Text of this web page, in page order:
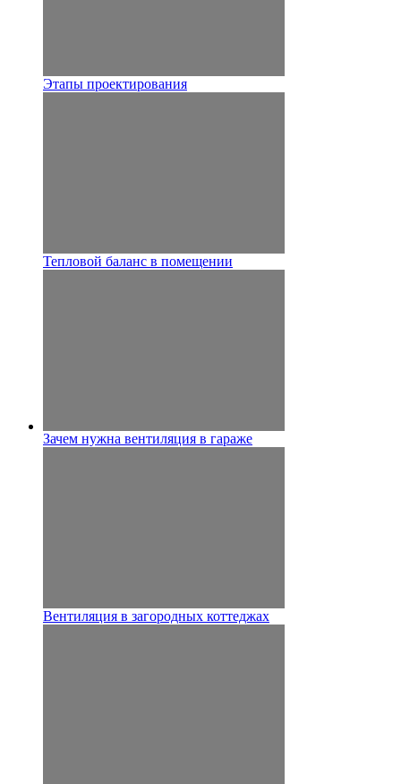
Этапы проектирования
Тепловой баланс в помещении
Зачем нужна вентиляция в гараже
Вентиляция в загородных коттеджах